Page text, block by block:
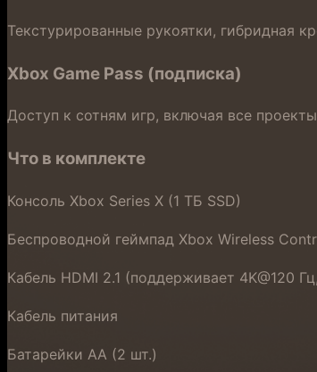
Текстурированные рукоятки, гибридная
Xbox Game Pass (подписка)
Доступ к сотням игр, включая все
Что в комплекте
Консоль Xbox Series X (1 ТБ SSD)
Беспроводной геймпад Xbox Wireless
Кабель HDMI 2.1 (поддерживает 4K@120
Кабель питания
Батарейки AA (2 шт.)